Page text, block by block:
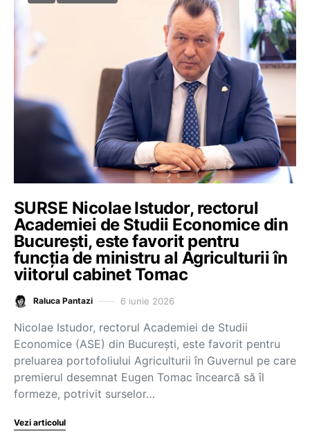
SURSE Nicolae Istudor, rectorul
Academiei de Studii Economice din
București, este favorit pentru
funcția de ministru al Agriculturii în
viitorul cabinet Tomac
Raluca Pantazi 6 iunie 2026
Nicolae Istudor, rectorul Academiei de Studii
Economice (ASE) din București, este favorit pentru
preluarea portofoliului Agriculturii în Guvernul pe care
premierul desemnat Eugen Tomac încearcă să îl
formeze, potrivit surselor…
Vezi articolul